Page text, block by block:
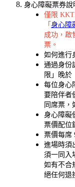
身心障礙票券說
僅限
「 身心障
成功，啟
票。
如何進行
通過身份
限」晚於
每位身心
要陪伴者
同席票，
身心障礙
票價配位
票價每席
進場時須
須一同入
如有不合
絕任何退